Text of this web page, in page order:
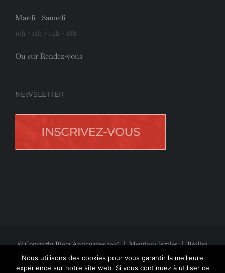
Mardi - Samedi
10h - 12h / 14h - 18h
Ou sur Rendez-vous
NEWSLETTER
© Copyright Rigot Antiquaires2026|Mentions légales| Réalisé
avec la participation deJeff Concept
Nous utilisons des cookies pour vous garantir la meilleure
expérience sur notre site web. Si vous continuez à utiliser ce